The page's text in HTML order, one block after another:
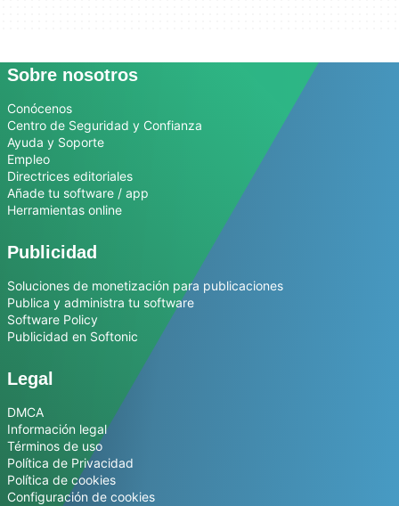
Sobre nosotros
Conócenos
Centro de Seguridad y Confianza
Ayuda y Soporte
Empleo
Directrices editoriales
Añade tu software / app
Herramientas online
Publicidad
Soluciones de monetización para publicaciones
Publica y administra tu software
Software Policy
Publicidad en Softonic
Legal
DMCA
Información legal
Términos de uso
Política de Privacidad
Política de cookies
Configuración de cookies